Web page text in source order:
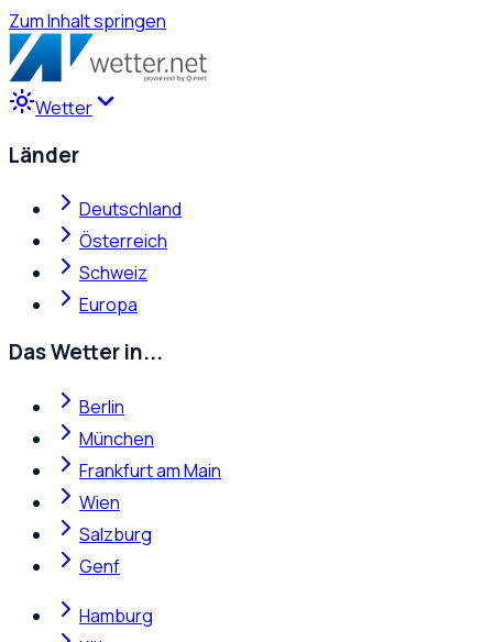
Zum Inhalt springen
Wetter
Länder
Deutschland
Österreich
Schweiz
Europa
Das Wetter in...
Berlin
München
Frankfurt am Main
Wien
Salzburg
Genf
Hamburg